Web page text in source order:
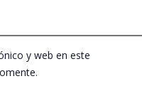
y web en este